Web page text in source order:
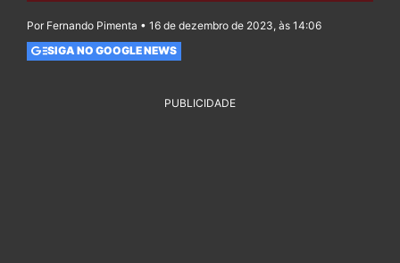
Por Fernando Pimenta • 16 de dezembro de 2023, às 14:06
SIGA NO GOOGLE NEWS
PUBLICIDADE